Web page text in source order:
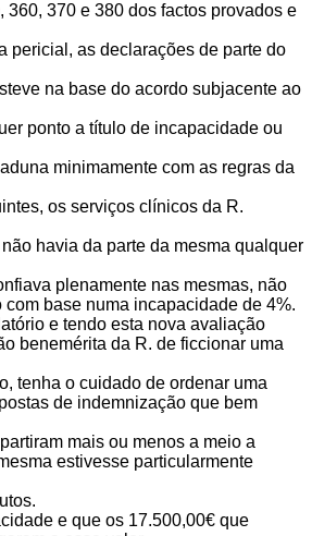
370 e 380 dos factos provados e
pericial, as declarações de parte do
na base do acordo subjacente ao
ponto a título de incapacidade ou
minimamente com as regras da
os serviços clínicos da R.
havia da parte da mesma qualquer
plenamente nas mesmas, não
base numa incapacidade de 4%.
e tendo esta nova avaliação
benemérita da R. de ficcionar uma
tenha o cuidado de ordenar uma
de indemnização que bem
mais ou menos a meio a
estivesse particularmente
e que os 17.500,00€ que